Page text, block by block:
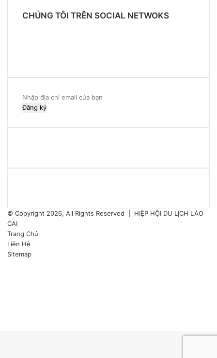
CHÚNG TÔI TRÊN SOCIAL NETWOKS
Nhập
địa
email
© Copyright 2026, All Rights Reserved | HIỆP HỘI DU LỊCH LÀO
CAI
Trang Chủ
Liên Hệ
Sitemap